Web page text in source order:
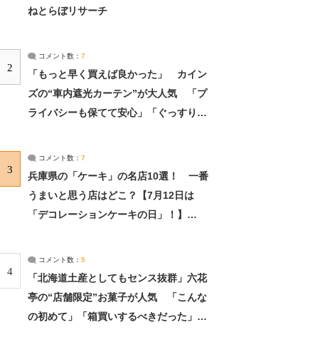
ねとらぼリサーチ
2
コメント数： 7
「もっと早く買えば良かった」 カイン
ズの“車内遮光カーテン”が大人気 「プ
ライバシーも保てて安心」「ぐっすり眠
3
コメント数： 7
兵庫県の「ケーキ」の名店10選！ 一番
うまいと思う店はどこ？【7月12日は
「デコレーションケーキの日」！】
4
コメント数： 5
「北海道土産としてもセンス抜群」六花
亭の“店舗限定”お菓子が人気 「こんな
の初めて」「箱買いするべきだった」